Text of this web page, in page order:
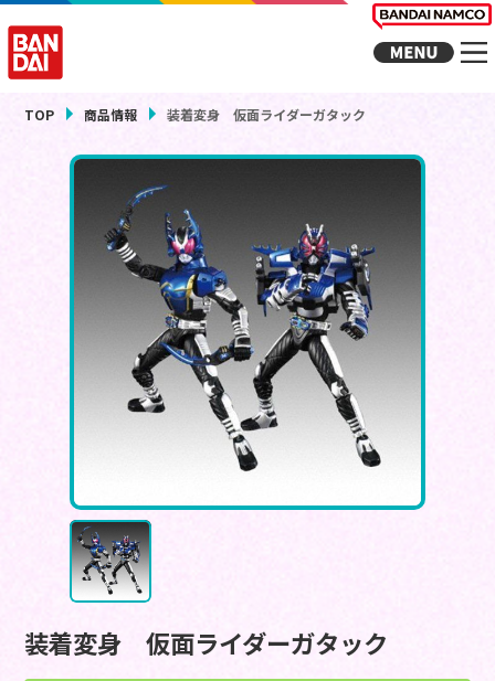
TOP 商品情報 装着変身 仮面ライダーガタック
装着変身 仮面ライダーガタック